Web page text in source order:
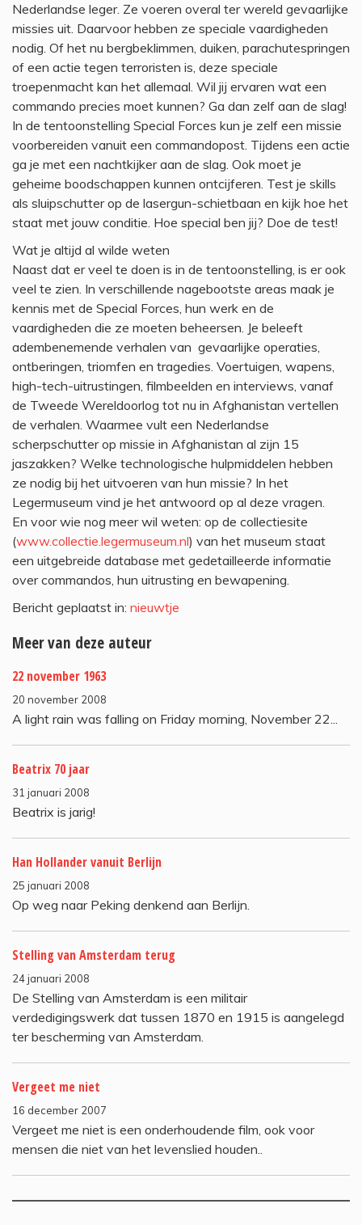
Nederlandse leger. Ze voeren overal ter wereld gevaarlijke
missies uit. Daarvoor hebben ze speciale vaardigheden
nodig. Of het nu bergbeklimmen, duiken, parachutespringen
of een actie tegen terroristen is, deze speciale
troepenmacht kan het allemaal. Wil jij ervaren wat een
commando precies moet kunnen? Ga dan zelf aan de slag!
In de tentoonstelling Special Forces kun je zelf een missie
voorbereiden vanuit een commandopost. Tijdens een actie
ga je met een nachtkijker aan de slag. Ook moet je
geheime boodschappen kunnen ontcijferen. Test je skills
als sluipschutter op de lasergun-schietbaan en kijk hoe het
staat met jouw conditie. Hoe special ben jij? Doe de test!
Wat je altijd al wilde weten
Naast dat er veel te doen is in de tentoonstelling, is er ook
veel te zien. In verschillende nagebootste areas maak je
kennis met de Special Forces, hun werk en de
vaardigheden die ze moeten beheersen. Je beleeft
adembenemende verhalen van gevaarlijke operaties,
ontberingen, triomfen en tragedies. Voertuigen, wapens,
high-tech-uitrustingen, filmbeelden en interviews, vanaf
de Tweede Wereldoorlog tot nu in Afghanistan vertellen
de verhalen. Waarmee vult een Nederlandse
scherpschutter op missie in Afghanistan al zijn 15
jaszakken? Welke technologische hulpmiddelen hebben
ze nodig bij het uitvoeren van hun missie? In het
Legermuseum vind je het antwoord op al deze vragen.
En voor wie nog meer wil weten: op de collectiesite
(www.collectie.legermuseum.nl) van het museum staat
een uitgebreide database met gedetailleerde informatie
over commandos, hun uitrusting en bewapening.
Bericht geplaatst in: nieuwtje
Meer van deze auteur
22 november 1963
20 november 2008
A light rain was falling on Friday morning, November 22...
Beatrix 70 jaar
31 januari 2008
Beatrix is jarig!
Han Hollander vanuit Berlijn
25 januari 2008
Op weg naar Peking denkend aan Berlijn.
Stelling van Amsterdam terug
24 januari 2008
De Stelling van Amsterdam is een militair
verdedigingswerk dat tussen 1870 en 1915 is aangelegd
ter bescherming van Amsterdam.
Vergeet me niet
16 december 2007
Vergeet me niet is een onderhoudende film, ook voor
mensen die niet van het levenslied houden..